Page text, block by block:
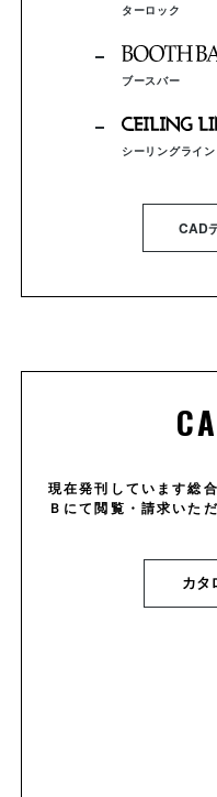
ターロック
ブースバー
シーリングライン
CAD
現在発刊しています総
Ｂにて閲覧・請求いただ
カタ